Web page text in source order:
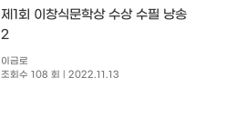
제1회 이창식문학상 수상 수필 낭송
2
이금로
조회수 108 회
| 2022.11.13